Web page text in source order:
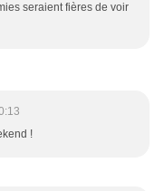
seraient fières de voir
!